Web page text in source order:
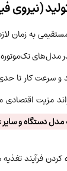
به زمان
مدل‌های تک‌موتوره
سرعت کار تا حدی
مزیت اقتصادی
کردن فرآیند